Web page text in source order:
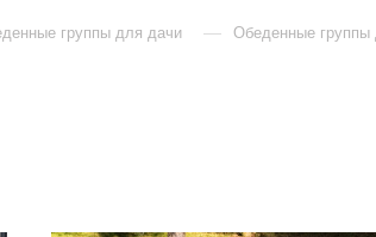
группы для дачи — Обеденные группы